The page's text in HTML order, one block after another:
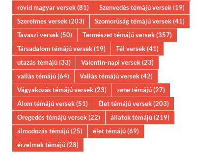
rövid magyar versek(81) Szenvedés témájú versek(19)
Szerelmes versek(203) Szomorúság témájú versek(41)
Tavaszi versek(50) Természet témájú versek(357)
Társadalom témájú versek(19) Tél versek(41)
utazás témájú(33) Valentin-napi versek(23)
vallás témájú(64) Vallás témájú versek(42)
Vágyakozás témájú versek(23) zene témájú(27)
Álom témájú versek(51) Élet témájú versek(203)
Öregedés témájú versek(22) állatok témájú(219)
álmodozás témájú(25) élet témájú(69)
érzelmek témájú(28)